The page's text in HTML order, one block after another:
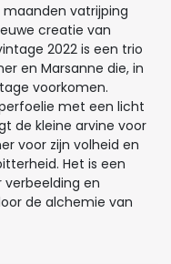
vatrijping
creatie van
2022 is een trio
en Marsanne die, in
voorkomen.
met een licht
de kleine arvine voor
voor zijn volheid en
Het is een
en
de alchemie van